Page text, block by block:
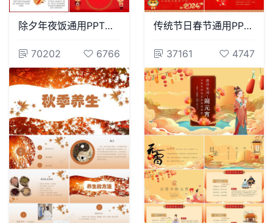
除夕年夜饭通用PPT模板(15)
70202 6766
传统节日春节通用PPT模板(46)
37161 4747